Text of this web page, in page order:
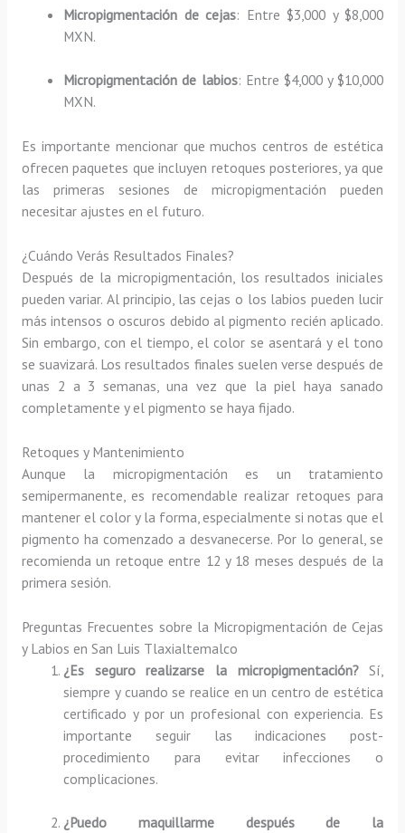
Micropigmentación de cejas: Entre $3,000 y $8,000
MXN.
Micropigmentación de labios: Entre $4,000 y $10,000
MXN.
Es importante mencionar que muchos centros de estética
ofrecen paquetes que incluyen retoques posteriores, ya que
las primeras sesiones de micropigmentación pueden
necesitar ajustes en el futuro.
¿Cuándo Verás Resultados Finales?
Después de la micropigmentación, los resultados iniciales
pueden variar. Al principio, las cejas o los labios pueden lucir
más intensos o oscuros debido al pigmento recién aplicado.
Sin embargo, con el tiempo, el color se asentará y el tono
se suavizará. Los resultados finales suelen verse después de
unas 2 a 3 semanas, una vez que la piel haya sanado
completamente y el pigmento se haya fijado.
Retoques y Mantenimiento
Aunque la micropigmentación es un tratamiento
semipermanente, es recomendable realizar retoques para
mantener el color y la forma, especialmente si notas que el
pigmento ha comenzado a desvanecerse. Por lo general, se
recomienda un retoque entre 12 y 18 meses después de la
primera sesión.
Preguntas Frecuentes sobre la Micropigmentación de Cejas
y Labios en San Luis Tlaxialtemalco
¿Es seguro realizarse la micropigmentación?Sí,
siempre y cuando se realice en un centro de estética
certificado y por un profesional con experiencia. Es
importante seguir las indicaciones post-
procedimiento para evitar infecciones o
complicaciones.
¿Puedo maquillarme después de la